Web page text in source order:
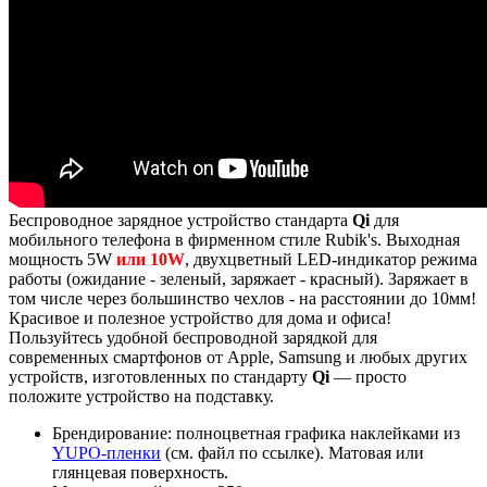
Страна производства: Китай
Запрос на просчет
Беспроводное зарядное устройство стандарта Qi для
мобильного телефона в фирменном стиле Rubik's. Выходная
мощность 5W или 10W, двухцветный LED-индикатор режима
работы (ожидание - зеленый, заряжает - красный). Заряжает в
том числе через большинство чехлов - на расстоянии до 10мм!
Красивое и полезное устройство для дома и офиса!
Пользуйтесь удобной беспроводной зарядкой для
современных смартфонов от Apple, Samsung и любых других
устройств, изготовленных по стандарту Qi — просто
положите устройство на подставку.
Брендирование: полноцветная графика наклейками из
YUPO-пленки (см. файл по ссылке). Матовая или
глянцевая поверхность.